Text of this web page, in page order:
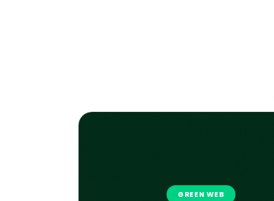
GREEN WEB